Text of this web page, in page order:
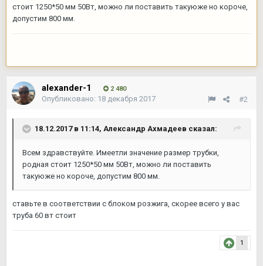
стоит 1250*50 мм 50Вт, можно ли поставить такуюже но короче,
допустим 800 мм.
alexander-1 2 480
#2
Опубликовано: 18 декабря 2017
18.12.2017 в 11:14, Александр Ахмадеев сказал:
Всем здравствуйте. Имеетли значение размер трубки,
родная стоит 1250*50 мм 50Вт, можно ли поставить
такуюже но короче, допустим 800 мм.
ставьте в соответствии с блоком розжига, скорее всего у вас
труба 60 вт стоит
1